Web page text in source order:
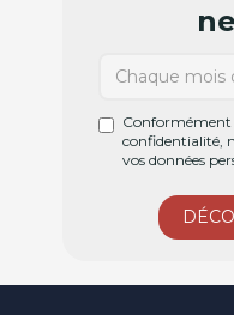
Conformément
confidentialité,
vos données